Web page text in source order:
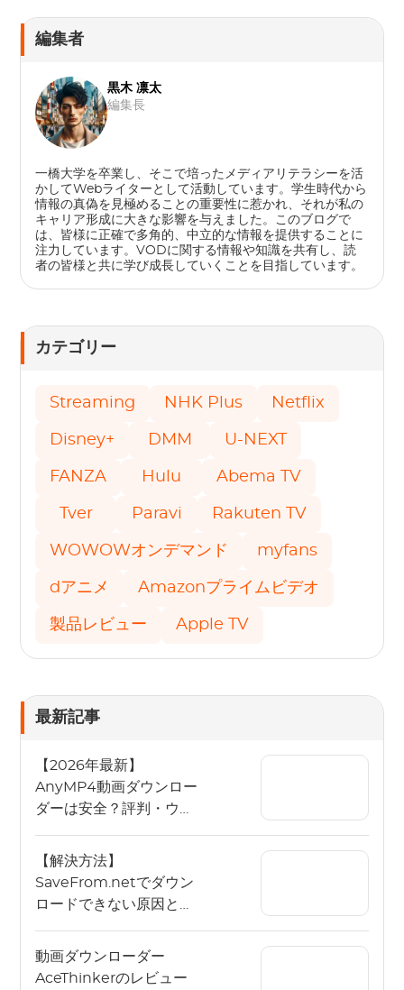
編集者
黒木 凛太
編集長
一橋大学を卒業し、そこで培ったメディアリテラシーを活
かしてWebライターとして活動しています。学生時代から
情報の真偽を見極めることの重要性に惹かれ、それが私の
キャリア形成に大きな影響を与えました。このブログで
は、皆様に正確で多角的、中立的な情報を提供することに
注力しています。VODに関する情報や知識を共有し、読
者の皆様と共に学び成長していくことを目指しています。
カテゴリー
Streaming NHK Plus Netflix
Disney+ DMM U-NEXT
FANZA Hulu Abema TV
Tver Paravi Rakuten TV
WOWOWオンデマンド myfans
dアニメ Amazonプライムビデオ
製品レビュー Apple TV
最新記事
【2026年最新】
AnyMP4動画ダウンロー
ダーは安全？評判・ウイ
替ソフトを徹底解説
【解決方法】
SaveFrom.netでダウン
ロードできない原因と対
できない時の代替方法も
動画ダウンローダー
AceThinkerのレビュー